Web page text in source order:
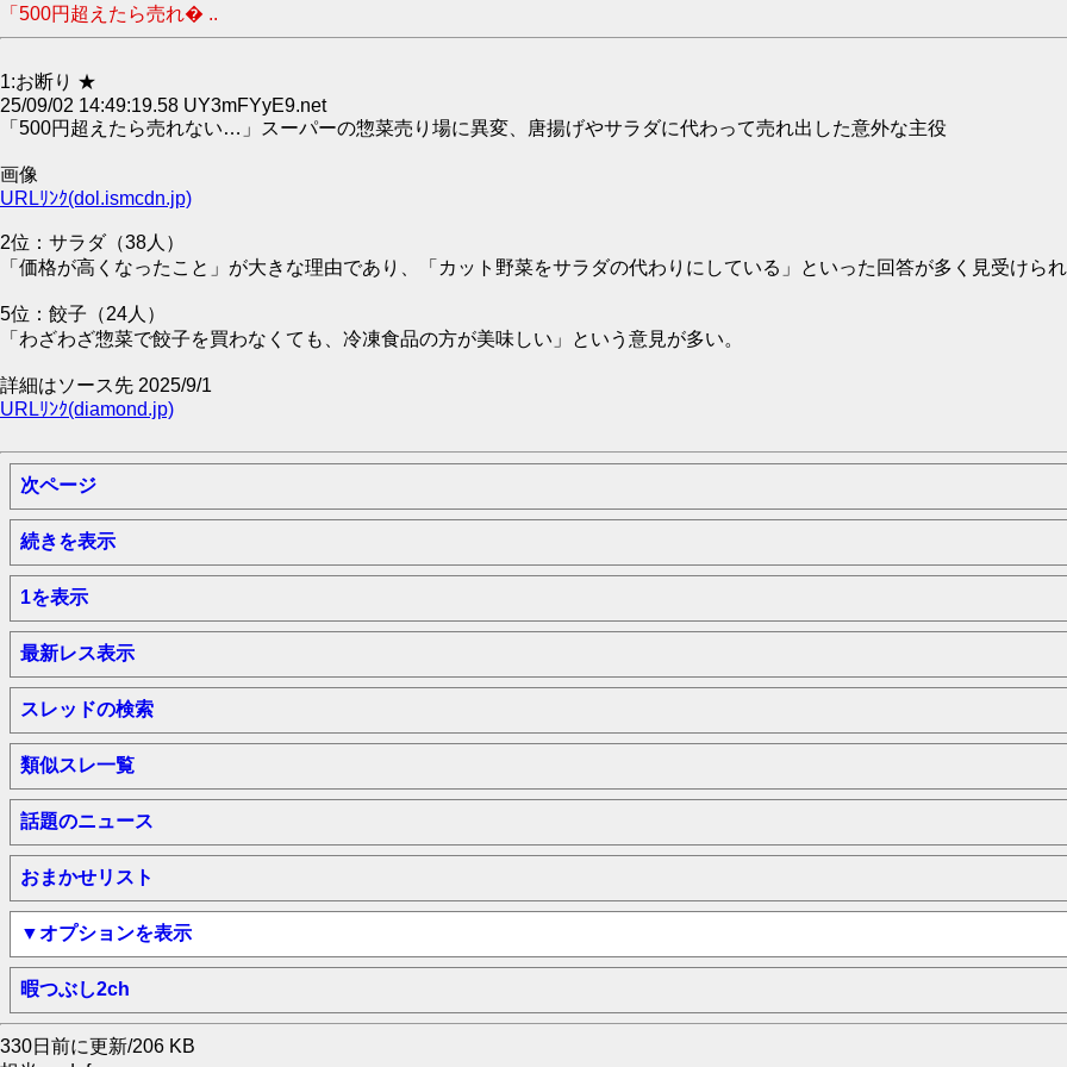
「500円超えたら売れ� ..
1:お断り ★
25/09/02 14:49:19.58 UY3mFYyE9.net
「500円超えたら売れない…」スーパーの惣菜売り場に異変、唐揚げやサラダに代わって売れ出した意外な主役
画像
URLﾘﾝｸ(dol.ismcdn.jp)
2位：サラダ（38人）
「価格が高くなったこと」が大きな理由であり、「カット野菜をサラダの代わりにしている」といった回答が多く見受けられ
5位：餃子（24人）
「わざわざ惣菜で餃子を買わなくても、冷凍食品の方が美味しい」という意見が多い。
詳細はソース先 2025/9/1
URLﾘﾝｸ(diamond.jp)
次ページ
続きを表示
1を表示
最新レス表示
スレッドの検索
類似スレ一覧
話題のニュース
おまかせリスト
▼オプションを表示
暇つぶし2ch
330日前に更新/206 KB